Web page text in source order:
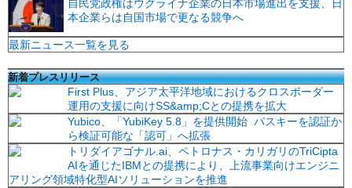
自民党政権はウクライナ企業の日本市場進出を支援、日
本企業らは自国市場で更なる競争へ
最新ニュース一覧を見る
新着プレスリリース
First Plus、アジア太平洋地域におけるクロスボーダー
運用の支援に向けSS&amp;Cとの提携を拡大
Yubico、「YubiKey 5.8」を提供開始 パスキーを認証か
ら検証可能な「認可」へ拡張
トリダイアゴナル.ai、ペトロナス・カリガリのTriCipta
AIを通じたIBMとの提携により、上流事業向けエンジニ
アリング領域特化型AIソリューションを推進